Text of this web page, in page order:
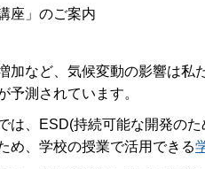
座」のご案内
など、気候変動の影響は私
予測されています。
、ESD(持続可能な開発の
め、学校の授業で活用できる